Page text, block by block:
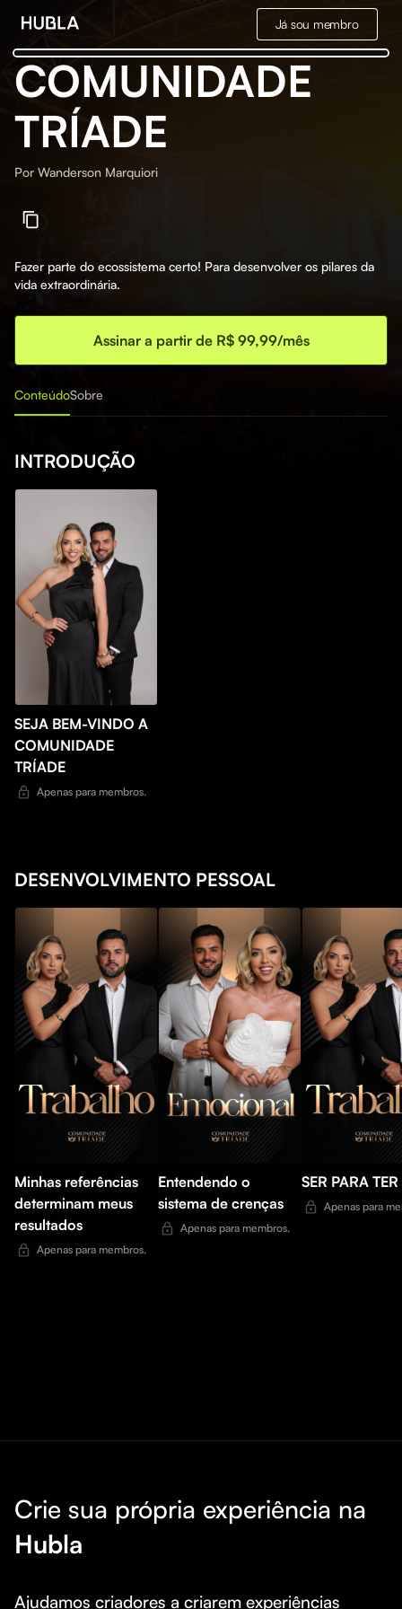
Já sou membro
COMUNIDADE
TRÍADE
Por Wanderson Marquiori
Fazer parte do ecossistema certo! Para desenvolver os pilares da
vida extraordinária.
Assinar a partir de R$ 99,99/mês
ConteúdoSobre
INTRODUÇÃO
SEJA BEM-VINDO A
COMUNIDADE
TRÍADE
Apenas para membros.
DESENVOLVIMENTO PESSOAL
Minhas referências
determinam meus
resultados
Apenas para membros.
Entendendo o
sistema de crenças
Apenas para membros.
SER PARA TER
Apenas para
Crie sua própria experiência na
Hubla
Ajudamos criadores a criarem experiências